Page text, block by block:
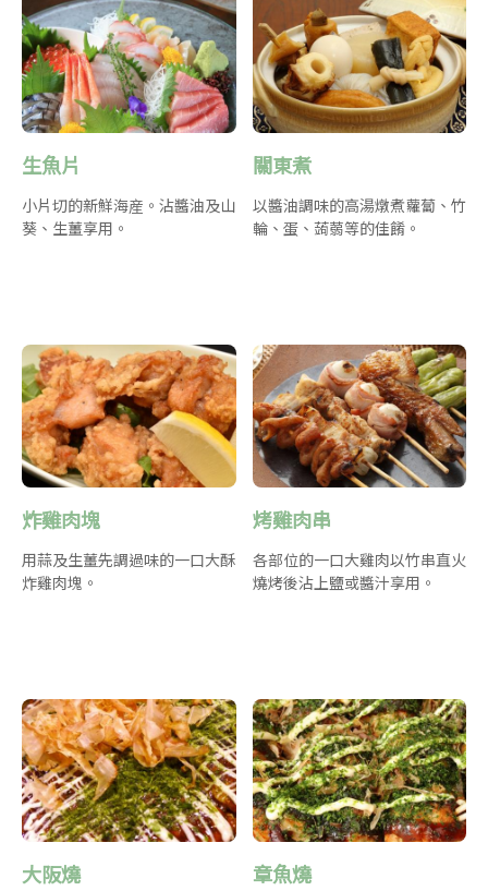
生魚片
小片切的新鮮海産。沾醬油及山
葵、生薑享用。
關東煮
以醬油調味的高湯燉煮蘿蔔、竹
輪、蛋、蒟蒻等的佳餚。
炸雞肉塊
用蒜及生薑先調過味的一口大酥
炸雞肉塊。
烤雞肉串
各部位的一口大雞肉以竹串直火
燒烤後沾上鹽或醬汁享用。
大阪燒 章魚燒